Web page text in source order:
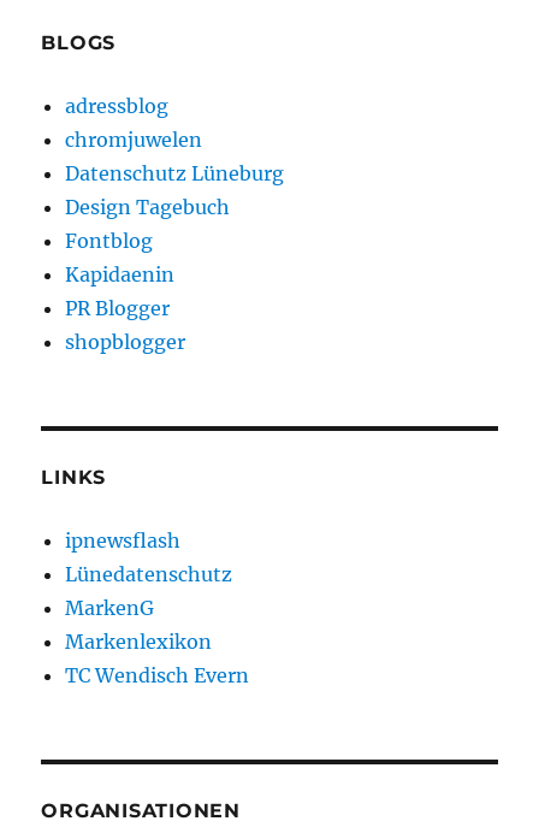
BLOGS
adressblog
chromjuwelen
Datenschutz Lüneburg
Design Tagebuch
Fontblog
Kapidaenin
PR Blogger
shopblogger
LINKS
ipnewsflash
Lünedatenschutz
MarkenG
Markenlexikon
TC Wendisch Evern
ORGANISATIONEN